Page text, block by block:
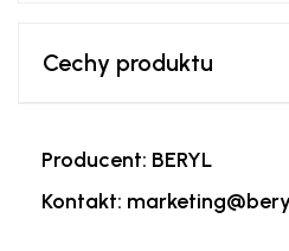
Cechy produktu
Producent: BERYL
Kontakt: